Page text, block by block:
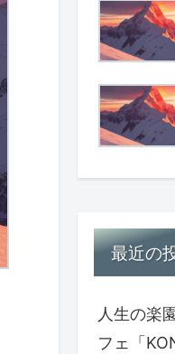
最近の
人生の楽
フェ「